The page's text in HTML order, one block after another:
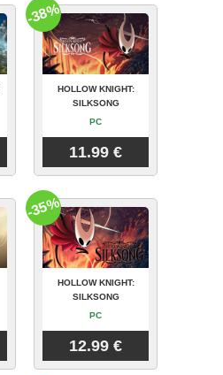
HOLLOW KNIGHT:
SILKSONG
PC
11.99 €
-38%
HOLLOW KNIGHT:
SILKSONG
PC
12.99 €
-35%